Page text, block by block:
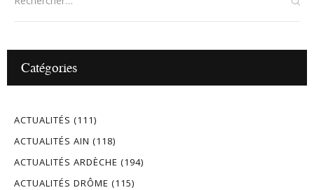
Catégories
ACTUALITÉS (111)
ACTUALITÉS AIN (118)
ACTUALITÉS ARDÈCHE (194)
ACTUALITÉS DRÔME (115)